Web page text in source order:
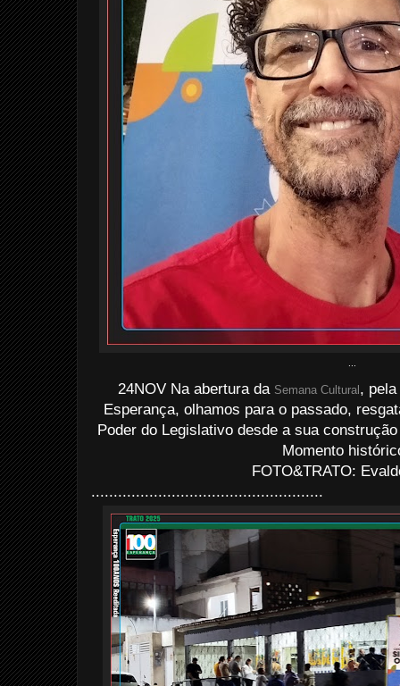
24NOV Na abertura da Semana Cultural ,
Esperança, olhamos para o passado,
Poder do Legislativo desde a sua
Momento
FOTO&TRATO:
....................................................